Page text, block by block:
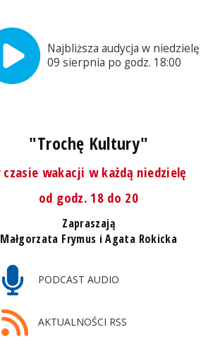
Najbliższa audycja w niedzielę,
09 sierpnia po godz. 18:00
"Trochę Kultury"
czasie wakacji w każdą niedzielę
od godz. 18 do 20
Zapraszają
Małgorzata Frymus i Agata Rokicka
PODCAST AUDIO
AKTUALNOŚCI RSS